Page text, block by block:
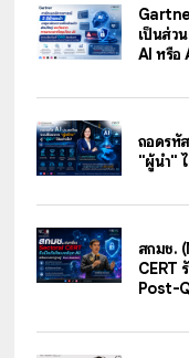
เป็นส่ว
AI หรื
ถอดรหั
"ผู้นำ" ไ
สกมช.
CERT
Post-